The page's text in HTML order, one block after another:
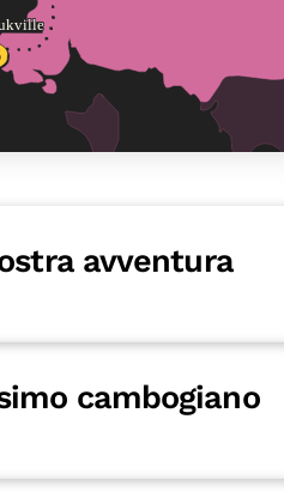
avventura
cambogiano